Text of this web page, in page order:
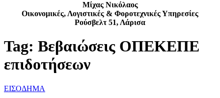
Μίχας Νικόλαος
Οικονομικές, Λογιστικές & Φοροτεχνικές Υπηρεσίες
Ρούσβελτ 51, Λάρισα
Tag: Βεβαιώσεις ΟΠΕΚΕΠΕ
επιδοτήσεων
ΕΙΣΟΔΗΜΑ